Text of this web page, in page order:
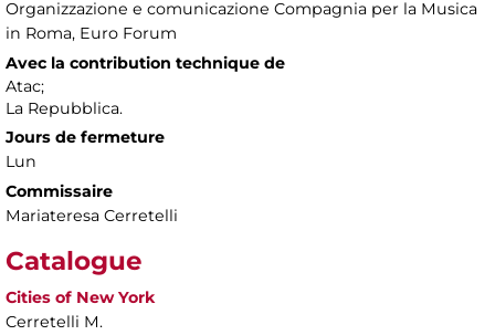
Organizzazione e comunicazione Compagnia per la Musica
in Roma, Euro Forum
Avec la contribution technique de
Atac;
La Repubblica.
Jours de fermeture
Lun
Commissaire
Mariateresa Cerretelli
Catalogue
Cities of New York
Cerretelli M.